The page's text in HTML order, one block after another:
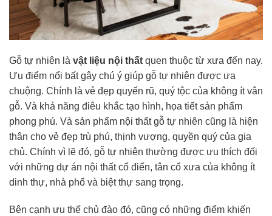
Gỗ tự nhiên là vật liệu nội thất quen thuộc từ xưa đến nay.
Ưu điểm nổi bất gây chú ý giúp gỗ tự nhiên được ưa
chuộng. Chính là vẻ đẹp quyến rũ, quý tộc của không ít vân
gỗ. Và khả năng điêu khắc tạo hình, họa tiết sản phẩm
phong phú. Và sản phẩm nội thất gỗ tự nhiên cũng là hiện
thân cho vẻ đẹp trù phú, thịnh vượng, quyền quý của gia
chủ. Chính vì lẽ đó, gỗ tự nhiên thường được ưu thích đối
với những dự án nội thất cổ điển, tân cổ xưa của không ít
dinh thự, nhà phố và biệt thự sang trọng.
Bên cạnh ưu thế chủ đào đó, cũng có những điểm khiến